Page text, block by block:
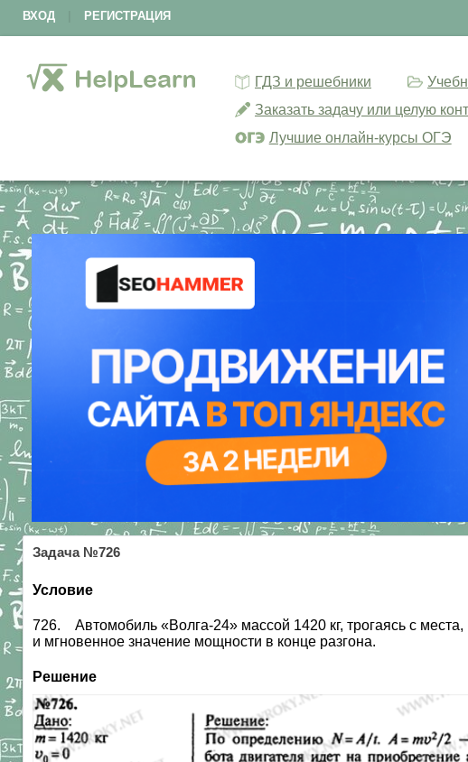
ВХОД РЕГИСТРАЦИЯ
ГДЗ и решебники
Заказать задачу или целую
Лучшие онлайн-курсы ОГЭ
Задача №726
Условие
726. Автомобиль «Волга-24» массой 1420 кг, трогаясь с
и мгновенное значение мощности в конце разгона.
Решение